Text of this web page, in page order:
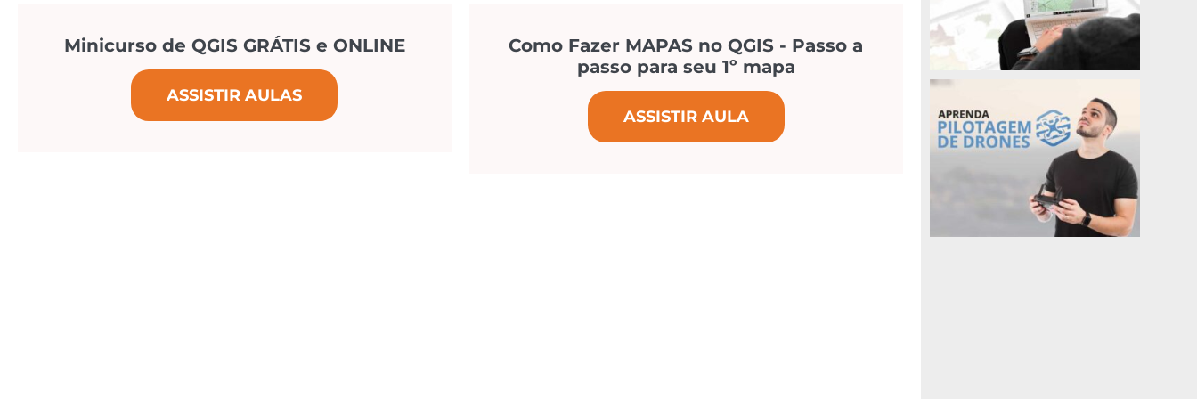
Minicurso de QGIS GRÁTIS e ONLINE
ASSISTIR AULAS
Como Fazer MAPAS no QGIS - Passo a
passo para seu 1º mapa
ASSISTIR AULA